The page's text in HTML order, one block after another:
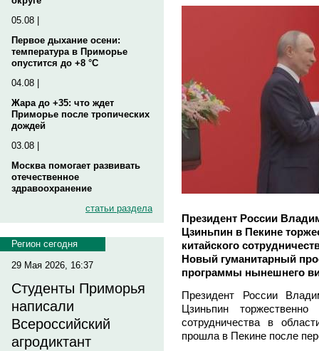
05.08 |
Первое дыхание осени:
температура в Приморье
опустится до +8 °C
04.08 |
Жара до +35: что ждет
Приморье после тропических
дождей
03.08 |
Москва помогает развивать
отечественное
здравоохранение
статьи раздела
Регион сегодня
29 Мая 2026, 16:37
Студенты Приморья
написали
Всероссийский
агродиктант
Президент России
Цзиньпин в Пекине
китайского
Новый гуманитарный
программы нынешнего
Президент России
Цзиньпин торжественно
сотрудничества в
прошла в Пекине после